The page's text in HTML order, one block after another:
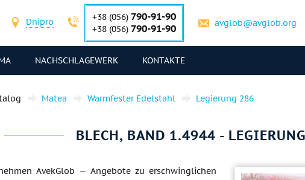
Dnipro +38 (056) 790-91-90
+38 (056) 790-91-90 avglob@avglob.org
NACHSCHLAGEWERK KONTAKTE
Matea Warmfester Edelstahl Legierung 286
BLECH, BAND 1.4944 -
AvekGlob — Angebote zu erschwinglichen